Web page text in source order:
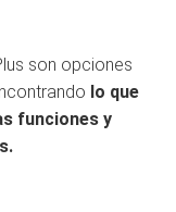
son opciones
lo que
funciones y